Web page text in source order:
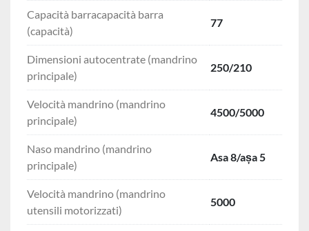
Capacità barracapacità barra
(capacità)
77
Dimensioni autocentrate (mandrino
principale)
250/210
Velocità mandrino (mandrino
principale)
4500/5000
Naso mandrino (mandrino
principale)
Asa 8/așa 5
Velocità mandrino (mandrino
utensili motorizzati)
5000